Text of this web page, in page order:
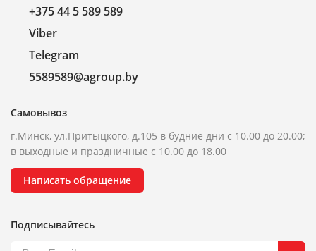
+375 44 5 589 589
Viber
Telegram
5589589@agroup.by
Самовывоз
г.Минск, ул.Притыцкого, д.105 в будние дни с 10.00 до 20.00;
в выходные и праздничные с 10.00 до 18.00
Написать обращение
Подписывайтесь